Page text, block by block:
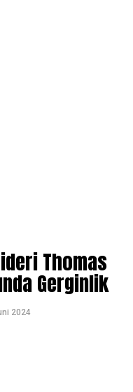
Thomas
Gerginlik
2024